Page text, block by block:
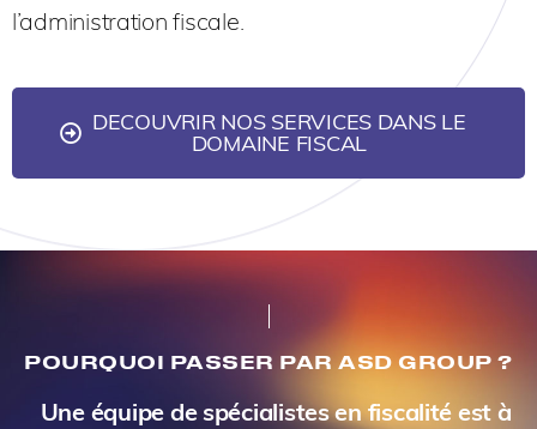
l’administration fiscale.
DECOUVRIR NOS SERVICES DANS LE
DOMAINE FISCAL
POURQUOI PASSER PAR ASD GROUP ?
Une équipe de spécialistes en fiscalité est à